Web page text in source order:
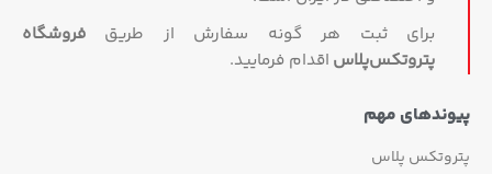
برای ثبت هر گونه سفارش از طریقفروشگاه
پتروتکس‏‌پلاساقدام فرمایید.
مهم
پلاس